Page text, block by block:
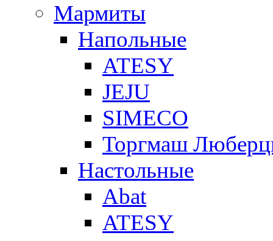
Мармиты
Напольные
ATESY
JEJU
SIMECO
Торгмаш
Настольные
Abat
ATESY